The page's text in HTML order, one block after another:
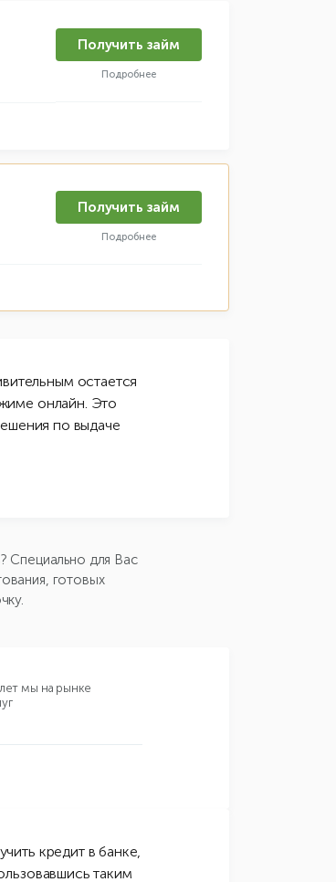
Получить займ
Подробнее
Получить займ
Подробнее
остается
онлайн. Это
по выдаче
Специально для Вас
готовых
мы на рынке
кредит в банке,
таким